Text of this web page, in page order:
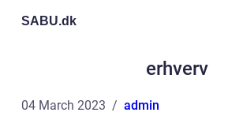
SABU.dk
erhverv
04 March 2023 admin